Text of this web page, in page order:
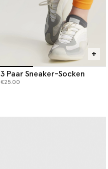
3 Paar Sneaker-Socken
€25.00